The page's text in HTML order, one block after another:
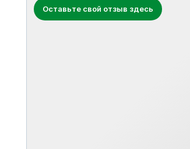
Оставьте свой отзыв здесь